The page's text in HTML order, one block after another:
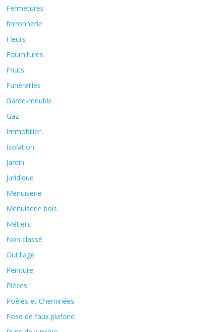
Fermetures
ferronnerie
Fleurs
Fournitures
Fruits
Funérailles
Garde-meuble
Gaz
Immobilier
Isolation
Jardin
Juridique
Menuiserie
Menuiserie bois
Métiers
Non classé
Outillage
Peinture
Pièces
Poêles et Cheminées
Pose de faux plafond